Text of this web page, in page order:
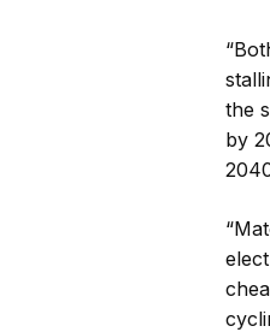
the
by